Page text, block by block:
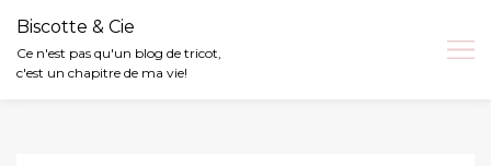
Biscotte & Cie
Ce n'est pas qu'un blog de tricot,
c'est un chapitre de ma vie!